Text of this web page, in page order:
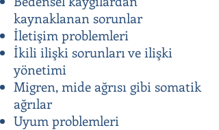
kaynaklanan sorunlar
İletişim problemleri
İkili ilişki sorunları ve ilişki
yönetimi
Migren, mide ağrısı gibi somatik
ağrılar
Uyum problemleri